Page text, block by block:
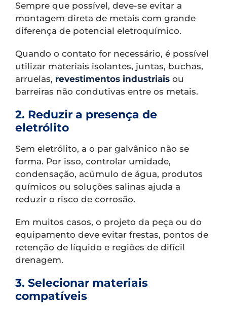
Sempre que possível, deve-se evitar a
montagem direta de metais com grande
diferença de potencial eletroquímico.
Quando o contato for necessário, é possível
utilizar materiais isolantes, juntas, buchas,
arruelas, revestimentos industriais ou
barreiras não condutivas entre os metais.
2. Reduzir a presença de
eletrólito
Sem eletrólito, a o par galvânico não se
forma. Por isso, controlar umidade,
condensação, acúmulo de água, produtos
químicos ou soluções salinas ajuda a
reduzir o risco de corrosão.
Em muitos casos, o projeto da peça ou do
equipamento deve evitar frestas, pontos de
retenção de líquido e regiões de difícil
drenagem.
3. Selecionar materiais
compatíveis